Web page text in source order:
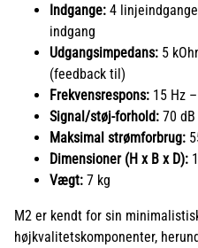
Indgange: 4 linjeindgange
indgang
Udgangsimpedans: 5
(feedback til)
Frekvensrespons: 15 Hz
Signal/støj-forhold: 70 dB
Maksimal strømforbrug:
Dimensioner (H x B x D):
Vægt: 7 kg
M2 er kendt for sin
højkvalitetskomponenter,